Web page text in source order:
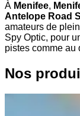
À Menifee,
Antelope Road
amateurs de
Spy Optic, pour
pistes comme au
Nos